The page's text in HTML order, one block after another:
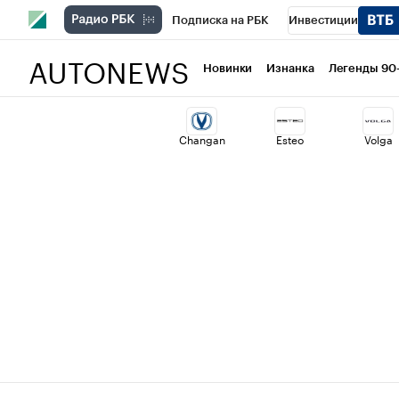
Подписка на РБК Инвестиции
Национальные проекты Город
Кредитные рейтинги Франшизы
AUTONEWS Новинки Изнанка Легенды
Changan Esteo Volga